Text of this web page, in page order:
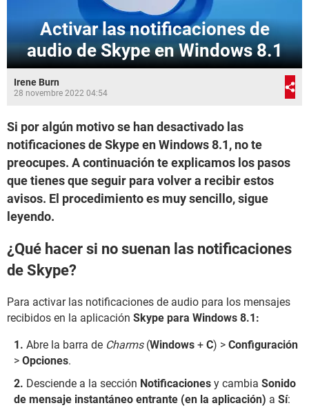
Activar las notificaciones de
audio de Skype en Windows 8.1
Irene Burn
28 novembre 2022 04:54
Si por algún motivo se han desactivado las
notificaciones de Skype en Windows 8.1, no te
preocupes. A continuación te explicamos los pasos
que tienes que seguir para volver a recibir estos
avisos. El procedimiento es muy sencillo, sigue
leyendo.
¿Qué hacer si no suenan las notificaciones
de Skype?
Para activar las notificaciones de audio para los mensajes
recibidos en la aplicación Skype para Windows 8.1:
Abre la barra de Charms(Windows + C) > Configuración
> Opciones.
Desciende a la sección Notificaciones y cambia Sonido
de mensaje instantáneo entrante (en la aplicación) a Sí: